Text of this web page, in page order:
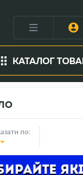
КАТАЛОГ
по: